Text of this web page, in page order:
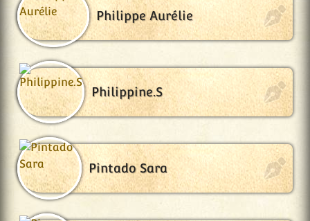
Philippe Aurélie
Philippine.S
Pintado Sara